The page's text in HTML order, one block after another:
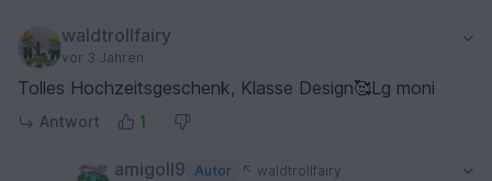
waldtrollfairy
vor 3 Jahren
Tolles Hochzeitsgeschenk, Klasse Design🥰Lg moni
Antwort 1
amigoll9 Autor
waldtrollfairy